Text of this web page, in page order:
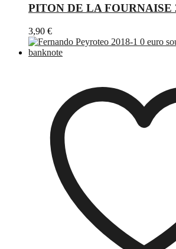
PITON DE LA FOURNAISE
3,90 €